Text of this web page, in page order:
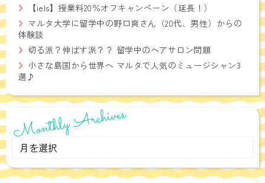
に万全の対策を講じています。
ご本人の照会
お客さまがご本人の個人情報の照会・修正・削除などをご希望され
る場合には、ご本人であることを確認の上、対応させていただきま
す。
法令、規範の遵守と見直し
規範を遵守するとともに、本ポリシーの内容を適宜見直し、その改
お問い合せ
い。
【iels】授業料20％オフキャンペーン（延長！）
マルタ大学に留学中の野口爽さん（20代、男性）からの
体験談
切る派？伸ばす派？？ 留学中のヘアサロン問題
小さな島国から世界へ マルタで人気のミュージシャン3
選♪
Monthly Archives
Monthly
Archives